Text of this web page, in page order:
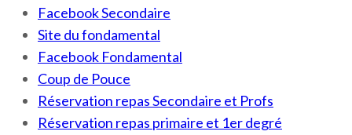
Facebook Secondaire
Site du fondamental
Facebook Fondamental
Coup de Pouce
Réservation repas Secondaire et Profs
Réservation repas primaire et 1er degré